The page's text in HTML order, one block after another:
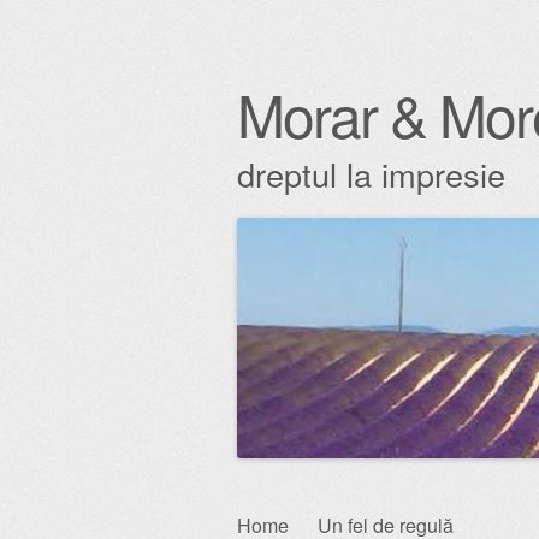
Morar &
dreptul la impresie
Skip
Home Un fel de regulă